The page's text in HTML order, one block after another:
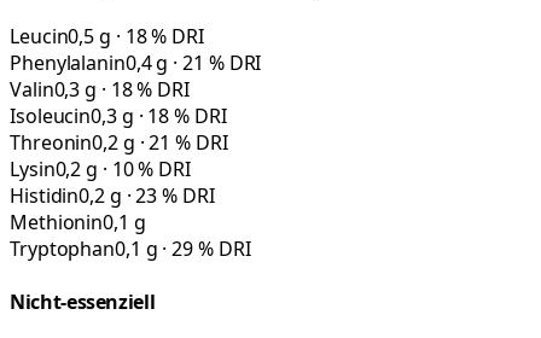
Leucin0,5 g · 18 % DRI
Phenylalanin0,4 g · 21 % DRI
Valin0,3 g · 18 % DRI
Isoleucin0,3 g · 18 % DRI
Threonin0,2 g · 21 % DRI
Lysin0,2 g · 10 % DRI
Histidin0,2 g · 23 % DRI
Methionin0,1 g
Tryptophan0,1 g · 29 % DRI
Nicht-essenziell